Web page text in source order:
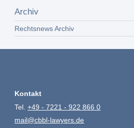
Archiv
Rechtsnews Archiv
Kontakt
Tel.+49 - 7221 - 922 866 0
mail@cbbl-lawyers.de